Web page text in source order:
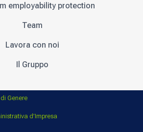
employability protection
Team
Lavora con noi
Il Gruppo
Genere
d’Impresa